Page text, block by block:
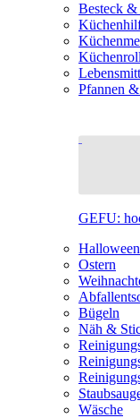
Besteck
Pfannen
GEFU:
Halloween
Ostern
Bügeln
Näh &
Wäsche